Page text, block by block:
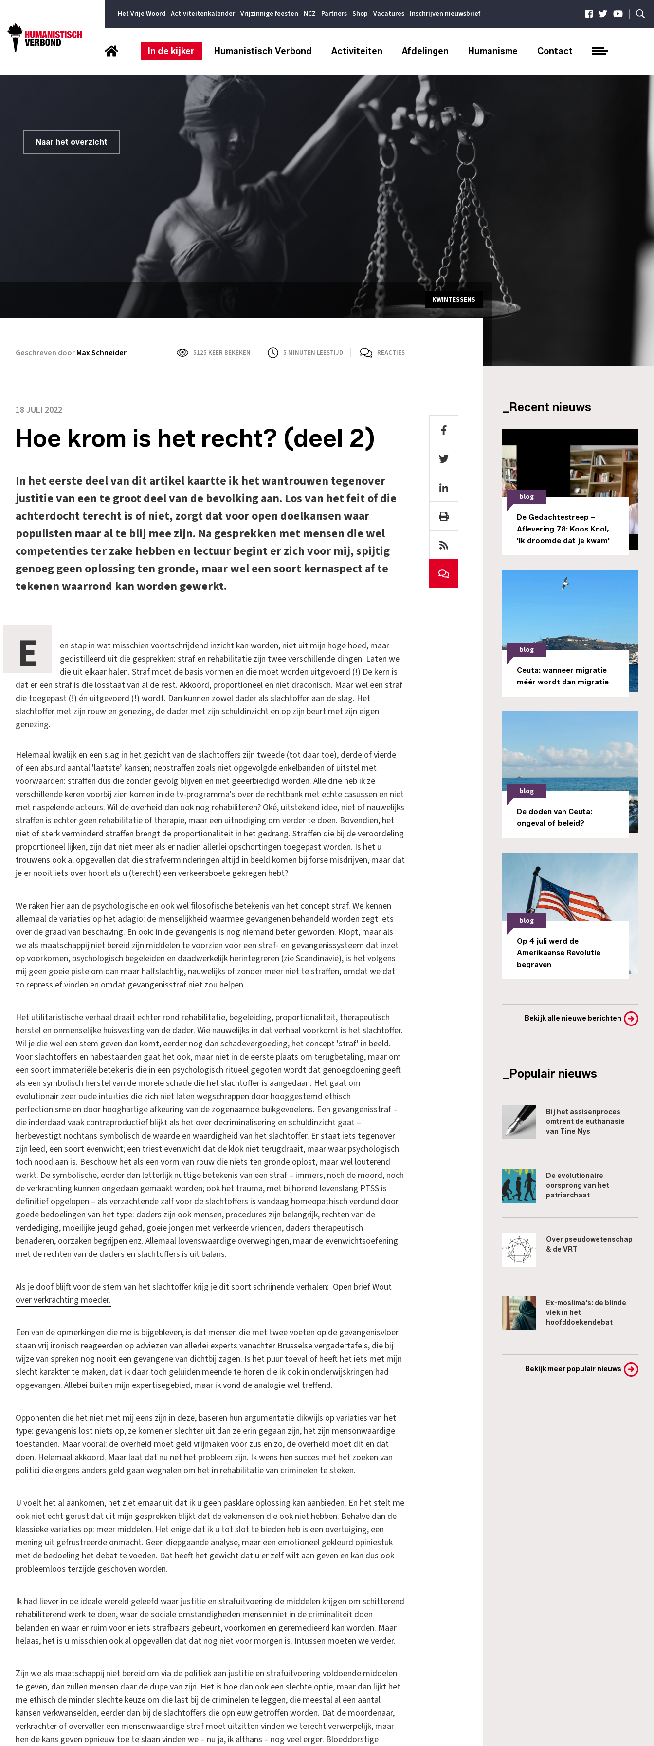
Het Vrije Woord Activiteitenkalender Vrijzinnige feesten NCZ Partners Shop Vacatures Inschrijven nieuwsbrief |
In de kijker Humanistisch Verbond Activiteiten Afdelingen Humanisme Contact
Naar het overzicht
KWINTESSENS
Geschreven doorMax Schneider 5125 KEER BEKEKEN 5 MINUTEN LEESTIJD REACTIES
18 JULI 2022
Hoe krom is het recht? (deel 2)
In het eerste deel van dit artikel kaartte ik het wantrouwen tegenover
justitie van een te groot deel van de bevolking aan. Los van het feit of die
achterdocht terecht is of niet, zorgt dat voor open doelkansen waar
populisten maar al te blij mee zijn. Na gesprekken met mensen die wel
competenties ter zake hebben en lectuur begint er zich voor mij, spijtig
genoeg geen oplossing ten gronde, maar wel een soort kernaspect af te
tekenen waarrond kan worden gewerkt.
E
en stap in wat misschien voortschrijdend inzicht kan worden, niet uit mijn hoge hoed, maar
gedistilleerd uit die gesprekken: straf en rehabilitatie zijn twee verschillende dingen. Laten we
die uit elkaar halen. Straf moet de basis vormen en die moet worden uitgevoerd (!) De kern is
dat er een straf is die losstaat van al de rest. Akkoord, proportioneel en niet draconisch. Maar wel een straf
die toegepast (!) én uitgevoerd (!) wordt. Dan kunnen zowel dader als slachtoffer aan de slag. Het
slachtoffer met zijn rouw en genezing, de dader met zijn schuldinzicht en op zijn beurt met zijn eigen
genezing.
Helemaal kwalijk en een slag in het gezicht van de slachtoffers zijn tweede (tot daar toe), derde of vierde
of een absurd aantal 'laatste’ kansen; nepstraffen zoals niet opgevolgde enkelbanden of uitstel met
voorwaarden: straffen dus die zonder gevolg blijven en niet geëerbiedigd worden. Alle drie heb ik ze
verschillende keren voorbij zien komen in de tv-programma's over de rechtbank met echte casussen en niet
met naspelende acteurs. Wil de overheid dan ook nog rehabiliteren? Oké, uitstekend idee, niet of nauwelijks
straffen is echter geen rehabilitatie of therapie, maar een uitnodiging om verder te doen. Bovendien, het
niet of sterk verminderd straffen brengt de proportionaliteit in het gedrang. Straffen die bij de veroordeling
proportioneel lijken, zijn dat niet meer als er nadien allerlei opschortingen toegepast worden. Is het u
trouwens ook al opgevallen dat die strafverminderingen altijd in beeld komen bij forse misdrijven, maar dat
je er nooit iets over hoort als u (terecht) een verkeersboete gekregen hebt?
We raken hier aan de psychologische en ook wel filosofische betekenis van het concept straf. We kennen
allemaal de variaties op het adagio: de menselijkheid waarmee gevangenen behandeld worden zegt iets
over de graad van beschaving. En ook: in de gevangenis is nog niemand beter geworden. Klopt, maar als
we als maatschappij niet bereid zijn middelen te voorzien voor een straf- en gevangenissysteem dat inzet
op voorkomen, psychologisch begeleiden en daadwerkelijk herintegreren (zie Scandinavië), is het volgens
mij geen goeie piste om dan maar halfslachtig, nauwelijks of zonder meer niet te straffen, omdat we dat
zo repressief vinden en omdat gevangenisstraf niet zou helpen.
Het utilitaristische verhaal draait echter rond rehabilitatie, begeleiding, proportionaliteit, therapeutisch
herstel en onmenselijke huisvesting van de dader. Wie nauwelijks in dat verhaal voorkomt is het slachtoffer.
Wil je die wel een stem geven dan komt, eerder nog dan schadevergoeding, het concept 'straf' in beeld.
Voor slachtoffers en nabestaanden gaat het ook, maar niet in de eerste plaats om terugbetaling, maar om
een soort immateriële betekenis die in een psychologisch ritueel gegoten wordt dat genoegdoening geeft
als een symbolisch herstel van de morele schade die het slachtoffer is aangedaan. Het gaat om
evolutionair zeer oude intuïties die zich niet laten wegschrappen door hooggestemd ethisch
perfectionisme en door hooghartige afkeuring van de zogenaamde buikgevoelens. Een gevangenisstraf –
die inderdaad vaak contraproductief blijkt als het over decriminalisering en schuldinzicht gaat –
herbevestigt nochtans symbolisch de waarde en waardigheid van het slachtoffer. Er staat iets tegenover
zijn leed, een soort evenwicht; een triest evenwicht dat de klok niet terugdraait, maar waar psychologisch
toch nood aan is. Beschouw het als een vorm van rouw die niets ten gronde oplost, maar wel louterend
werkt. De symbolische, eerder dan letterlijk nuttige betekenis van een straf – immers, noch de moord, noch
de verkrachting kunnen ongedaan gemaakt worden; ook het trauma, met bijhorend levenslang PTSS is
definitief opgelopen – als verzachtende zalf voor de slachtoffers is vandaag homeopathisch verdund door
goede bedoelingen van het type: daders zijn ook mensen, procedures zijn belangrijk, rechten van de
verdediging, moeilijke jeugd gehad, goeie jongen met verkeerde vrienden, daders therapeutisch
benaderen, oorzaken begrijpen enz. Allemaal lovenswaardige overwegingen, maar de evenwichtsoefening
met de rechten van de daders en slachtoffers is uit balans.
Als je doof blijft voor de stem van het slachtoffer krijg je dit soort schrijnende verhalen: Open brief Wout
over verkrachting moeder.
Een van de opmerkingen die me is bijgebleven, is dat mensen die met twee voeten op de gevangenisvloer
staan vrij ironisch reageerden op adviezen van allerlei experts vanachter Brusselse vergadertafels, die bij
wijze van spreken nog nooit een gevangene van dichtbij zagen. Is het puur toeval of heeft het iets met mijn
slecht karakter te maken, dat ik daar toch geluiden meende te horen die ik ook in onderwijskringen had
opgevangen. Allebei buiten mijn expertisegebied, maar ik vond de analogie wel treffend.
Opponenten die het niet met mij eens zijn in deze, baseren hun argumentatie dikwijls op variaties van het
type: gevangenis lost niets op, ze komen er slechter uit dan ze erin gegaan zijn, het zijn mensonwaardige
toestanden. Maar vooral: de overheid moet geld vrijmaken voor zus en zo, de overheid moet dit en dat
doen. Helemaal akkoord. Maar laat dat nu net het probleem zijn. Ik wens hen succes met het zoeken van
politici die ergens anders geld gaan weghalen om het in rehabilitatie van criminelen te steken.
U voelt het al aankomen, het ziet ernaar uit dat ik u geen pasklare oplossing kan aanbieden. En het stelt me
ook niet echt gerust dat uit mijn gesprekken blijkt dat de vakmensen die ook niet hebben. Behalve dan de
klassieke variaties op: meer middelen. Het enige dat ik u tot slot te bieden heb is een overtuiging, een
mening uit gefrustreerde onmacht. Geen diepgaande analyse, maar een emotioneel gekleurd opiniestuk
met de bedoeling het debat te voeden. Dat heeft het gewicht dat u er zelf wilt aan geven en kan dus ook
probleemloos terzijde geschoven worden.
Ik had liever in de ideale wereld geleefd waar justitie en strafuitvoering de middelen krijgen om schitterend
rehabiliterend werk te doen, waar de sociale omstandigheden mensen niet in de criminaliteit doen
belanden en waar er ruim voor er iets strafbaars gebeurt, voorkomen en geremedieerd kan worden. Maar
helaas, het is u misschien ook al opgevallen dat dat nog niet voor morgen is. Intussen moeten we verder.
Zijn we als maatschappij niet bereid om via de politiek aan justitie en strafuitvoering voldoende middelen
te geven, dan zullen mensen daar de dupe van zijn. Het is hoe dan ook een slechte optie, maar dan lijkt het
me ethisch de minder slechte keuze om die last bij de criminelen te leggen, die meestal al een aantal
kansen verkwanselden, eerder dan bij de slachtoffers die opnieuw getroffen worden. Dat de moordenaar,
verkrachter of overvaller een mensonwaardige straf moet uitzitten vinden we terecht verwerpelijk, maar
hen de kans geven opnieuw toe te slaan vinden we – nu ja, ik althans – nog veel erger. Bloeddorstige
_Recent nieuws
blog
De Gedachtestreep –
Aflevering 78: Koos Knol,
'Ik droomde dat je kwam'
blog
Ceuta: wanneer migratie
méér wordt dan migratie
blog
De doden van Ceuta:
ongeval of beleid?
blog
Op 4 juli werd de
Amerikaanse Revolutie
begraven
Bekijk alle nieuwe berichten
_Populair nieuws
Bij het assisenproces
omtrent de euthanasie
van Tine Nys
De evolutionaire
oorsprong van het
patriarchaat
Over pseudowetenschap
& de VRT
Ex-moslima's: de blinde
vlek in het
hoofddoekendebat
Bekijk meer populair nieuws